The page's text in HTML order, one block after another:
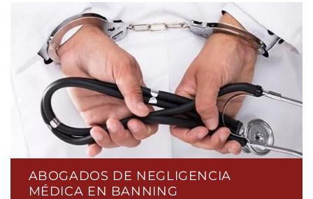
ABOGADOS DE NEGLIGENCIA
MÉDICA EN BANNING
NEGLIGENCIA EN EMERGENCIAS Y